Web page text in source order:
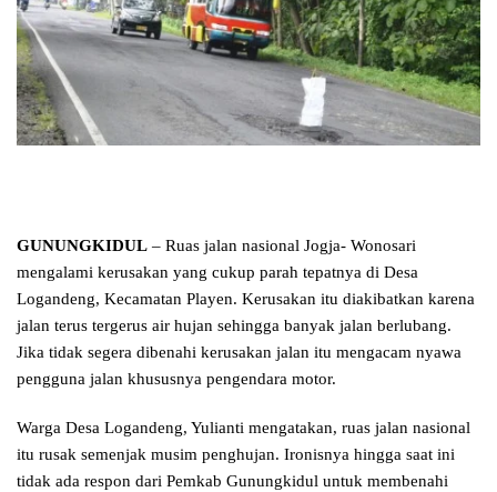
GUNUNGKIDUL – Ruas jalan nasional Jogja- Wonosari
mengalami kerusakan yang cukup parah tepatnya di Desa
Logandeng, Kecamatan Playen. Kerusakan itu diakibatkan karena
jalan terus tergerus air hujan sehingga banyak jalan berlubang.
Jika tidak segera dibenahi kerusakan jalan itu mengacam nyawa
pengguna jalan khususnya pengendara motor.
Warga Desa Logandeng, Yulianti mengatakan, ruas jalan nasional
itu rusak semenjak musim penghujan. Ironisnya hingga saat ini
tidak ada respon dari Pemkab Gunungkidul untuk membenahi